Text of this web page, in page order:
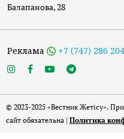
Балапанова, 28
Реклама +7 (747) 286
© 2023-2025 «Вестник Жетісу».
сайт обязательна | Политика